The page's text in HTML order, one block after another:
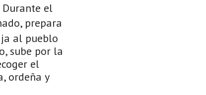
el
prepara
al pueblo
sube por la
el
ordeña y